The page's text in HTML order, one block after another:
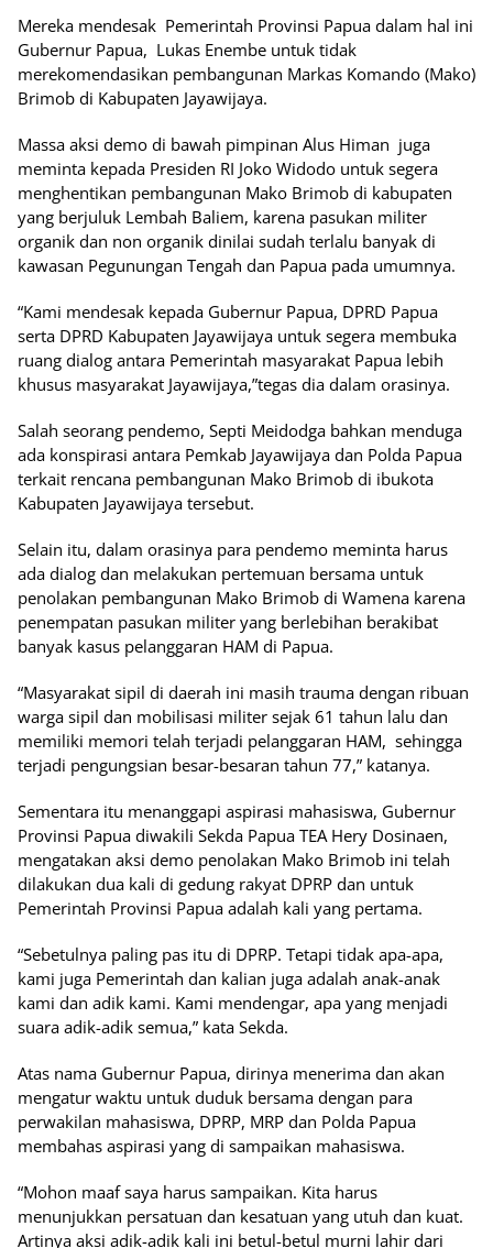
Mereka mendesak Pemerintah Provinsi Papua dalam hal ini
Gubernur Papua, Lukas Enembe untuk tidak
merekomendasikan pembangunan Markas Komando (Mako)
Brimob di Kabupaten Jayawijaya.
Massa aksi demo di bawah pimpinan Alus Himan juga
meminta kepada Presiden RI Joko Widodo untuk segera
menghentikan pembangunan Mako Brimob di kabupaten
yang berjuluk Lembah Baliem, karena pasukan militer
organik dan non organik dinilai sudah terlalu banyak di
kawasan Pegunungan Tengah dan Papua pada umumnya.
“Kami mendesak kepada Gubernur Papua, DPRD Papua
serta DPRD Kabupaten Jayawijaya untuk segera membuka
ruang dialog antara Pemerintah masyarakat Papua lebih
khusus masyarakat Jayawijaya,”tegas dia dalam orasinya.
Salah seorang pendemo, Septi Meidodga bahkan menduga
ada konspirasi antara Pemkab Jayawijaya dan Polda Papua
terkait rencana pembangunan Mako Brimob di ibukota
Kabupaten Jayawijaya tersebut.
Selain itu, dalam orasinya para pendemo meminta harus
ada dialog dan melakukan pertemuan bersama untuk
penolakan pembangunan Mako Brimob di Wamena karena
penempatan pasukan militer yang berlebihan berakibat
banyak kasus pelanggaran HAM di Papua.
“Masyarakat sipil di daerah ini masih trauma dengan ribuan
warga sipil dan mobilisasi militer sejak 61 tahun lalu dan
memiliki memori telah terjadi pelanggaran HAM, sehingga
terjadi pengungsian besar-besaran tahun 77,” katanya.
Sementara itu menanggapi aspirasi mahasiswa, Gubernur
Provinsi Papua diwakili Sekda Papua TEA Hery Dosinaen,
mengatakan aksi demo penolakan Mako Brimob ini telah
dilakukan dua kali di gedung rakyat DPRP dan untuk
Pemerintah Provinsi Papua adalah kali yang pertama.
“Sebetulnya paling pas itu di DPRP. Tetapi tidak apa-apa,
kami juga Pemerintah dan kalian juga adalah anak-anak
kami dan adik kami. Kami mendengar, apa yang menjadi
suara adik-adik semua,” kata Sekda.
Atas nama Gubernur Papua, dirinya menerima dan akan
mengatur waktu untuk duduk bersama dengan para
perwakilan mahasiswa, DPRP, MRP dan Polda Papua
membahas aspirasi yang di sampaikan mahasiswa.
“Mohon maaf saya harus sampaikan. Kita harus
menunjukkan persatuan dan kesatuan yang utuh dan kuat.
Artinya aksi adik-adik kali ini betul-betul murni lahir dari